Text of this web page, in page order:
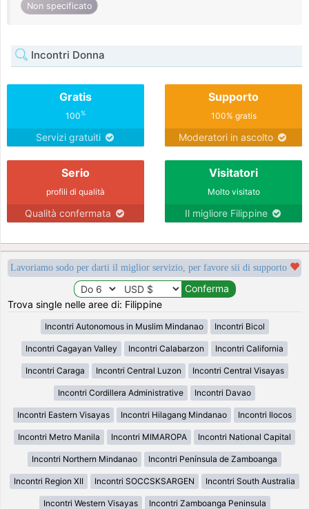
Non specificato
Incontri Donna
Gratis
100%
Servizi gratuiti
Supporto
100% gratis
Moderatori in ascolto
Serio
profili di qualità
Qualità confermata
Visitatori
Molto visitato
Il migliore Filippine
Lavoriamo sodo per darti il miglior servizio, per favore sii di supporto
Trova single nelle aree di: Filippine
Incontri Autonomous in Muslim Mindanao Incontri Bicol
Incontri Cagayan Valley Incontri Calabarzon Incontri California
Incontri Caraga Incontri Central Luzon Incontri Central Visayas
Incontri Cordillera Administrative Incontri Davao
Incontri Eastern Visayas Incontri Hilagang Mindanao Incontri Ilocos
Incontri Metro Manila Incontri MIMAROPA Incontri National Capital
Incontri Northern Mindanao Incontri Península de Zamboanga
Incontri Region XII Incontri SOCCSKSARGEN Incontri South Australia
Incontri Western Visayas Incontri Zamboanga Peninsula